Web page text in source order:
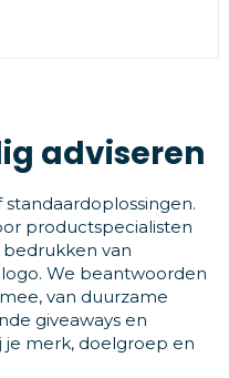
adviseren
productspecialisten
van
We beantwoorden
van duurzame
giveaways en
je merk, doelgroep en